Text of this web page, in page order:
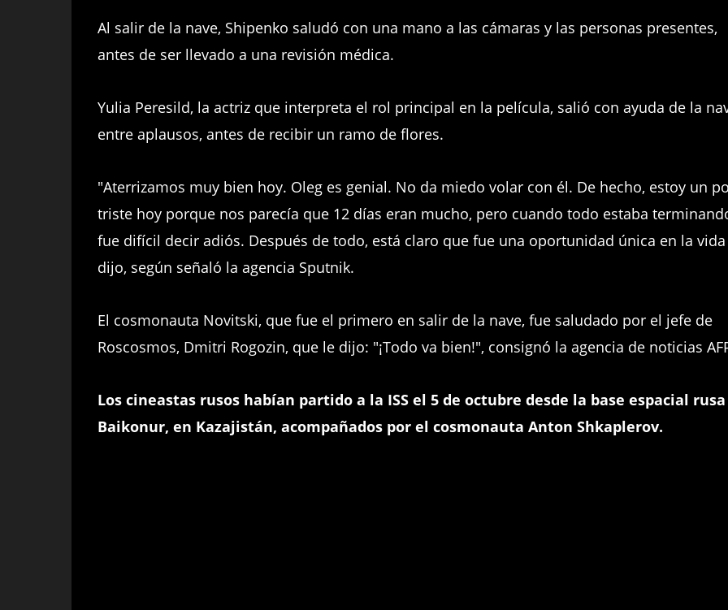
Al salir de la nave, Shipenko saludó con una mano a las cámaras y las personas presentes,
antes de ser llevado a una revisión médica.
Yulia Peresild, la actriz que interpreta el rol principal en la película, salió con ayuda de la
entre aplausos, antes de recibir un ramo de flores.
"Aterrizamos muy bien hoy. Oleg es genial. No da miedo volar con él. De hecho, estoy un
triste hoy porque nos parecía que 12 días eran mucho, pero cuando todo estaba
fue difícil decir adiós. Después de todo, está claro que fue una oportunidad única en la vida
dijo, según señaló la agencia Sputnik.
El cosmonauta Novitski, que fue el primero en salir de la nave, fue saludado por el jefe de
Roscosmos, Dmitri Rogozin, que le dijo: "¡Todo va bien!", consignó la agencia de noticias
Los cineastas rusos habían partido a la ISS el 5 de octubre desde la base espacial rusa
Baikonur, en Kazajistán, acompañados por el cosmonauta Anton Shkaplerov.